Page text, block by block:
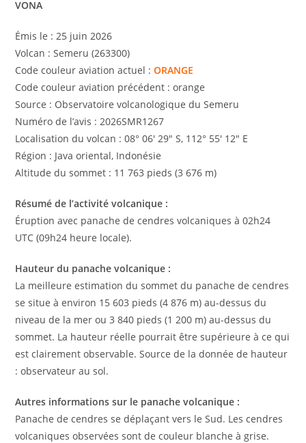
VONA
Émis le : 25 juin 2026
Volcan : Semeru (263300)
Code couleur aviation actuel :ORANGE
Code couleur aviation précédent : orange
Source : Observatoire volcanologique du Semeru
Numéro de l’avis : 2026SMR1267
Localisation du volcan : 08° 06′ 29″ S, 112° 55′ 12″ E
Région : Java oriental, Indonésie
Altitude du sommet : 11 763 pieds (3 676 m)
Résumé de l’activité volcanique :
Éruption avec panache de cendres volcaniques à 02h24
UTC (09h24 heure locale).
Hauteur du panache volcanique :
La meilleure estimation du sommet du panache de cendres
se situe à environ 15 603 pieds (4 876 m) au-dessus du
niveau de la mer ou 3 840 pieds (1 200 m) au-dessus du
sommet. La hauteur réelle pourrait être supérieure à ce qui
est clairement observable. Source de la donnée de hauteur
: observateur au sol.
Autres informations sur le panache volcanique :
Panache de cendres se déplaçant vers le Sud. Les cendres
volcaniques observées sont de couleur blanche à grise.